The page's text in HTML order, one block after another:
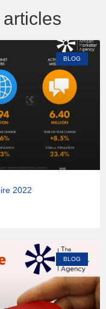
BLOG
2022
BLOG